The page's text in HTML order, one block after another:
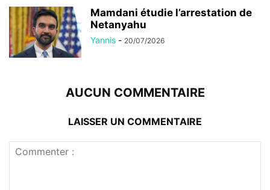
Mamdani étudie l’arrestation de
Netanyahu
Yannis - 20/07/2026
AUCUN COMMENTAIRE
LAISSER UN COMMENTAIRE